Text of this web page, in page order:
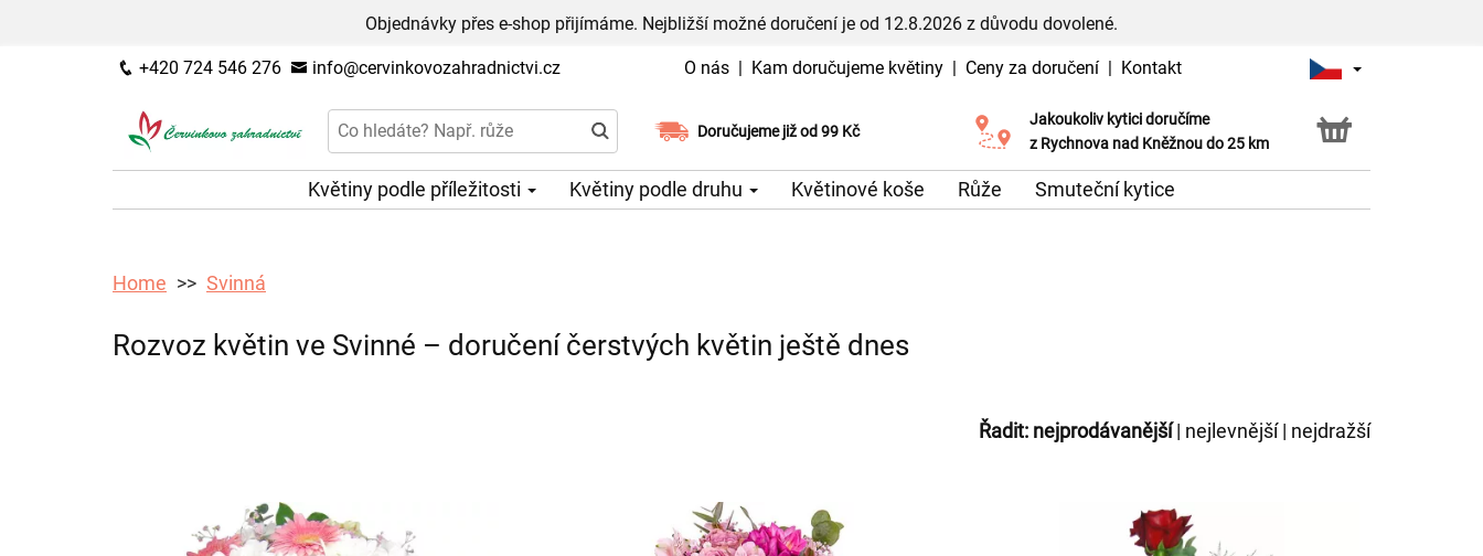
Objednávky přes e-shop přijímáme. Nejbližší možné doručení je od 12.8.2026 z důvodu dovolené.
+420 724 546 276 info@cervinkovozahradnictvi.cz O nás | Kam doručujeme květiny | Ceny za doručení | Kontakt
Doručujeme již od 99 Kč
Možný výběr času a dne doručení
Jakoukoliv kytici doručíme
z Rychnova nad Kněžnou do 25 km
Možnost vyzvednout v naší květince
Květiny podle příležitosti Květiny podle druhu Květinové koše Růže Smuteční kytice
Home Svinná
Rozvoz květin ve Svinné – doručení čerstvých květin ještě dnes
Řadit: nejprodávanější| nejlevnější| nejdražší